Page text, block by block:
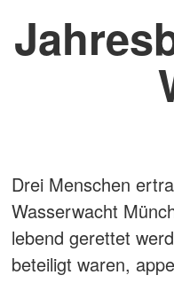
Drei Menschen
Wasserwacht
lebend gerettet
beteiligt waren,